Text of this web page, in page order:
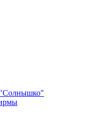
"Солнышко"